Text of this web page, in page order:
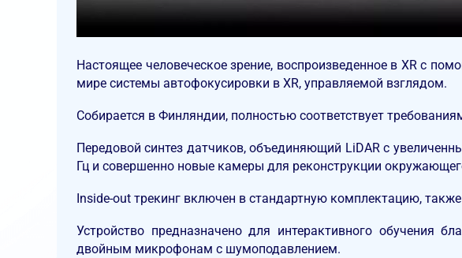
Настоящее человеческое зрение, воспроизведенное в XR с
мире системы автофокусировки в XR, управляемой взглядом.
Собирается в Финляндии, полностью соответствует
Передовой синтез датчиков, объединяющий LiDAR с
Гц и совершенно новые камеры для реконструкции
Inside-out трекинг включен в стандартную комплектацию,
Устройство предназначено для интерактивного обучения
двойным микрофонам с шумоподавлением.